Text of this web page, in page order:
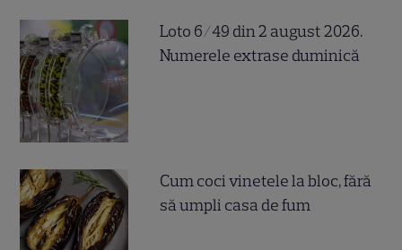
Loto 6/49 din 2 august 2026.
Numerele extrase duminică
Cum coci vinetele la bloc, fără
să umpli casa de fum